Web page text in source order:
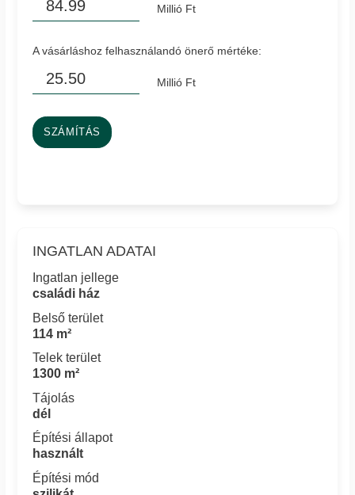
Millió Ft
A vásárláshoz felhasználandó önerő mértéke:
Millió Ft
SZÁMÍTÁS
INGATLAN ADATAI
Ingatlan jellege
családi ház
Belső terület
114 m²
Telek terület
1300 m²
Tájolás
dél
Építési állapot
használt
Építési mód